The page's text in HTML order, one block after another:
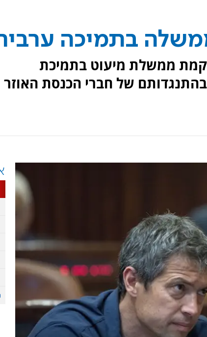
בתמיכה
ממשלת מיעוט בתמיכת
של חברי הכנסת האוזר